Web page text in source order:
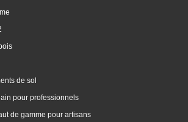
de sol
pour professionnels
de gamme pour artisans